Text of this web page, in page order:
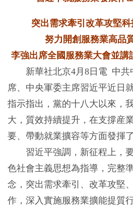
突出需求牽引改革攻堅
努力開創服務業高品
李強出席全國服務業大會並
新華社北京4月8日電 中共
席、中央軍委主席習近平近日
指示指出，黨的十八大以來，
大，質效持續提升，在支撐産
要、帶動就業擴容等方面發揮
習近平強調，新征程上，要
色社會主義思想為指導，完整
念，突出需求牽引、改革攻堅
作，深入實施服務業擴能提質